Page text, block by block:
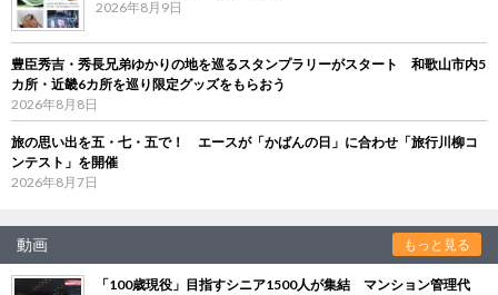
2026年8月9日
豊臣秀吉・秀長兄弟ゆかりの地を巡るスタンプラリーがスタート 和歌山市内5
カ所・近畿6カ所を巡り限定グッズをもらおう
2026年8月8日
旅の思い出を五・七・五で！ エースが「かばんの日」に合わせ「旅行川柳コ
ンテスト」を開催
2026年8月7日
動画 もっと見る
「100歳現役」目指すシニア1500人が集結 マンション管理代